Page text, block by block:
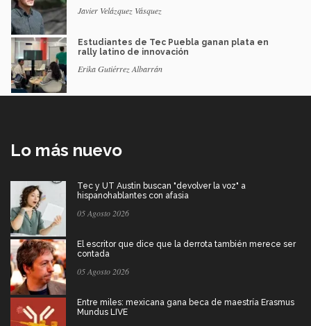
Javier Velázquez Vásquez
Estudiantes de Tec Puebla ganan plata en
rally latino de innovación
Erika Gutiérrez Albarrán
Lo más nuevo
Tec y UT Austin buscan "devolver la voz" a
hispanohablantes con afasia
05 Agosto 2026
El escritor que dice que la derrota también merece ser
contada
05 Agosto 2026
Entre miles: mexicana gana beca de maestría Erasmus
Mundus LIVE